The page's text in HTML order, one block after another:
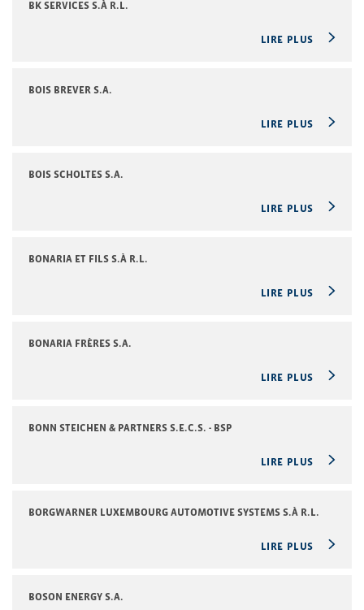
BK SERVICES S.À R.L.
LIRE PLUS
BOIS BREVER S.A.
LIRE PLUS
BOIS SCHOLTES S.A.
LIRE PLUS
BONARIA ET FILS S.À R.L.
LIRE PLUS
BONARIA FRÈRES S.A.
LIRE PLUS
BONN STEICHEN & PARTNERS S.E.C.S. - BSP
LIRE PLUS
BORGWARNER LUXEMBOURG AUTOMOTIVE SYSTEMS S.À R.L.
LIRE PLUS
BOSON ENERGY S.A.